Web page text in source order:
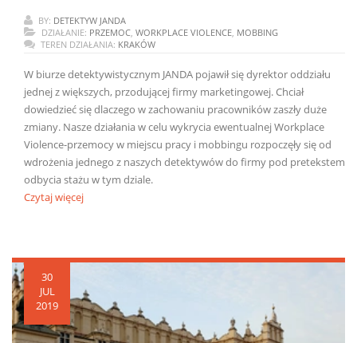
BY: DETEKTYW JANDA
DZIAŁANIE: PRZEMOC, WORKPLACE VIOLENCE, MOBBING
TEREN DZIAŁANIA: KRAKÓW
W biurze detektywistycznym JANDA pojawił się dyrektor oddziału
jednej z większych, przodującej firmy marketingowej. Chciał
dowiedzieć się dlaczego w zachowaniu pracowników zaszły duże
zmiany. Nasze działania w celu wykrycia ewentualnej Workplace
Violence-przemocy w miejscu pracy i mobbingu rozpoczęły się od
wdrożenia jednego z naszych detektywów do firmy pod pretekstem
odbycia stażu w tym dziale.
Czytaj więcej
30
JUL
2019